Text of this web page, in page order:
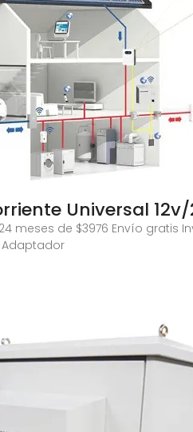
Universal
24 meses de $3976 Envío
Adaptador